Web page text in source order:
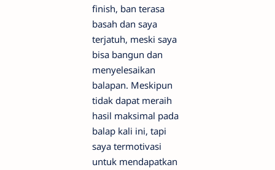
finish, ban terasa
basah dan saya
terjatuh, meski saya
bisa bangun dan
menyelesaikan
balapan. Meskipun
tidak dapat meraih
hasil maksimal pada
balap kali ini, tapi
saya termotivasi
untuk mendapatkan